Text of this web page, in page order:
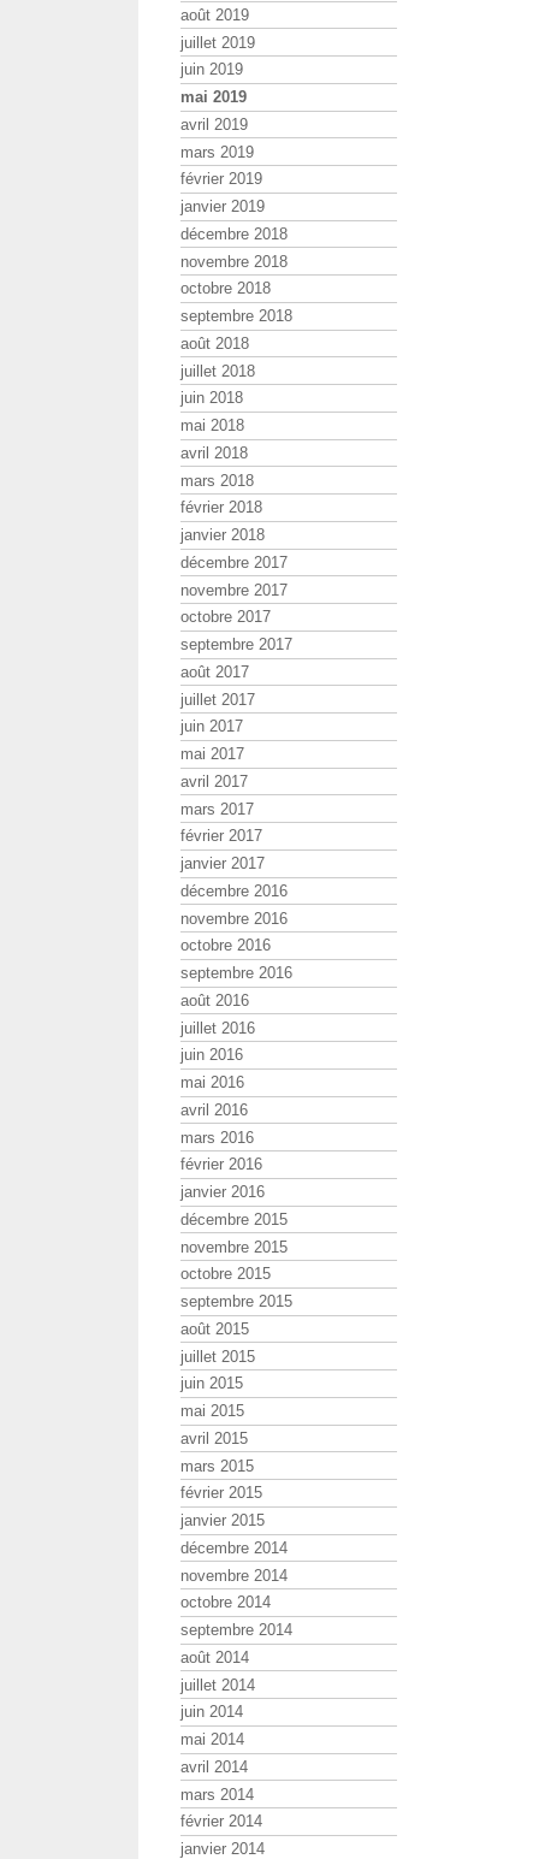
août 2019
juillet 2019
juin 2019
mai 2019
avril 2019
mars 2019
février 2019
janvier 2019
décembre 2018
novembre 2018
octobre 2018
septembre 2018
août 2018
juillet 2018
juin 2018
mai 2018
avril 2018
mars 2018
février 2018
janvier 2018
décembre 2017
novembre 2017
octobre 2017
septembre 2017
août 2017
juillet 2017
juin 2017
mai 2017
avril 2017
mars 2017
février 2017
janvier 2017
décembre 2016
novembre 2016
octobre 2016
septembre 2016
août 2016
juillet 2016
juin 2016
mai 2016
avril 2016
mars 2016
février 2016
janvier 2016
décembre 2015
novembre 2015
octobre 2015
septembre 2015
août 2015
juillet 2015
juin 2015
mai 2015
avril 2015
mars 2015
février 2015
janvier 2015
décembre 2014
novembre 2014
octobre 2014
septembre 2014
août 2014
juillet 2014
juin 2014
mai 2014
avril 2014
mars 2014
février 2014
janvier 2014